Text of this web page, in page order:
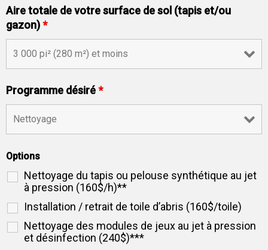
Aire totale de votre surface de sol (tapis et/ou
gazon)*
Programme désiré*
Options
Nettoyage du tapis ou pelouse synthétique au jet
à pression (160$/h)**
Installation / retrait de toile d’abris (160$/toile)
Nettoyage des modules de jeux au jet à pression
et désinfection (240$)***